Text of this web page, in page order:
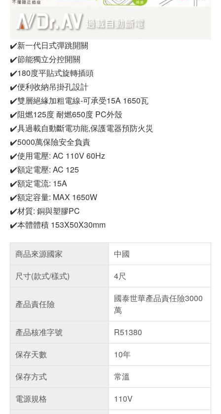
✔️新一代日式彈跳開關
✔️節能獨立分控開關
✔️180度平貼式旋轉插頭
✔️便利收納吊掛孔設計
✔️雙層絕緣加粗電線-可承受15A 1650瓦
✔️阻燃125度 耐燃650度 PC外殼
✔️具過載自動斷電功能,保護電器預防火災
✔️5000萬保險安全負責
✔️使用電壓: AC 110V 60Hz
✔️額定電壓: AC 125
✔️額定電流: 15A
✔️額定容量: MAX 1650W
✔️材質: 銅與塑膠PC
✔️本體體積 153X50X30mm
商品來源國家
中國
尺寸(款式/樣式)
4尺
產品責任險
國泰世華產品責任險3000
萬
產品核准字號
R51380
保存天數
10年
保存方式
常溫
電源規格
110V